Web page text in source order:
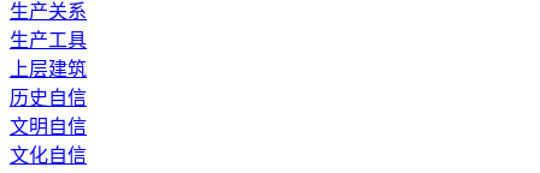
生产关系
生产工具
上层建筑
历史自信
文明自信
文化自信